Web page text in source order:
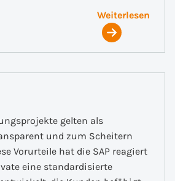
Weiterlesen
gelten als
und zum Scheitern
Vorurteile hat die SAP reagiert
eine standardisierte